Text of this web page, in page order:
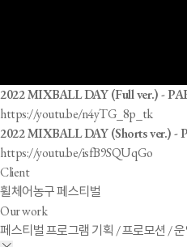
2022 MIXBALL DAY (Full ver.) -
https://youtu.be/n4yTG_8p_tk
2022 MIXBALL DAY (Shorts ver.) -
https://youtu.be/isfB9SQUqGo
Client
휠체어농구 페스티벌
Our work
페스티벌 프로그램 기획 / 프로모션 /